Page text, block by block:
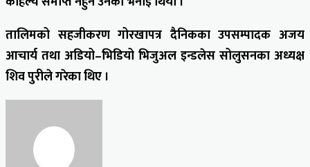
तालिमको सहजीकरण गोरखापत्र दैनिकका उपसम्पादक अजय
आचार्य तथा अडियो–भिडियो भिजुअल इन्डलेस सोलुसनका अध्यक्ष
शिव पुरीले गरेका थिए ।